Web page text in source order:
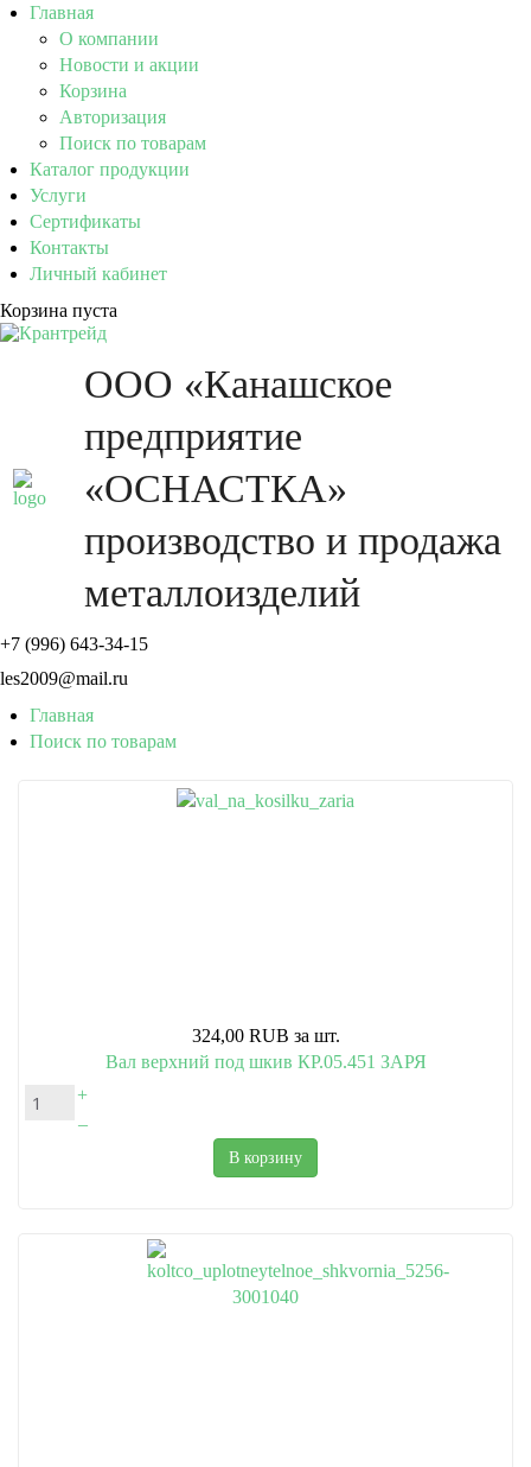
Главная
О компании
Новости и акции
Корзина
Авторизация
Поиск по товарам
Каталог продукции
Услуги
Сертификаты
Контакты
Личный кабинет
Корзина пуста
ООО «Канашское
предприятие
«ОСНАСТКА»
производство и продажа
металлоизделий
+7 (996) 643-34-15
les2009@mail.ru
Главная
Поиск по товарам
324,00 RUB за шт.
Вал верхний под шкив КР.05.451 ЗАРЯ
+
–
В корзину